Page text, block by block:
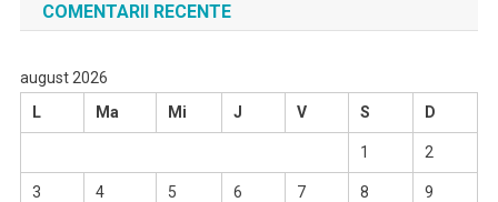
COMENTARII RECENTE
august 2026
L
Ma Mi J V S D
1 2
3 4 5 6 7 8 9